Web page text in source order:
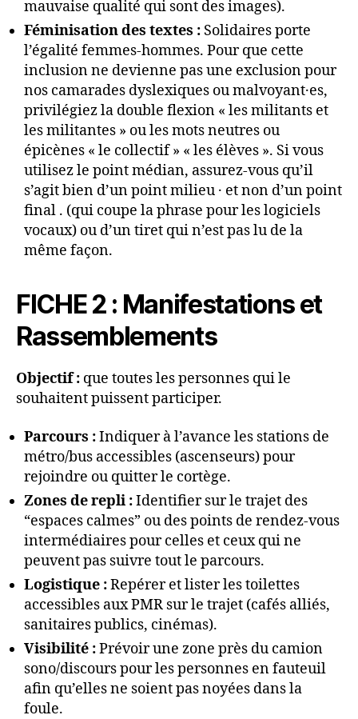
mauvaise qualité qui sont des images).
Féminisation des textes : Solidaires porte
l’égalité femmes-hommes. Pour que cette
inclusion ne devienne pas une exclusion pour
nos camarades dyslexiques ou malvoyant·es,
privilégiez la double flexion « les militants et
les militantes » ou les mots neutres ou
épicènes « le collectif » « les élèves ». Si vous
utilisez le point médian, assurez-vous qu’il
s’agit bien d’un point milieu · et non d’un point
final . (qui coupe la phrase pour les logiciels
vocaux) ou d’un tiret qui n’est pas lu de la
même façon.
FICHE 2 : Manifestations et
Rassemblements
Objectif : que toutes les personnes qui le
souhaitent puissent participer.
Parcours :Indiquer à l’avance les stations de
métro/bus accessibles (ascenseurs) pour
rejoindre ou quitter le cortège.
Zones de repli :Identifier sur le trajet des
“espaces calmes” ou des points de rendez-vous
intermédiaires pour celles et ceux qui ne
peuvent pas suivre tout le parcours.
Logistique :Repérer et lister les toilettes
accessibles aux PMR sur le trajet (cafés alliés,
sanitaires publics, cinémas).
Visibilité :Prévoir une zone près du camion
sono/discours pour les personnes en fauteuil
afin qu’elles ne soient pas noyées dans la
foule.